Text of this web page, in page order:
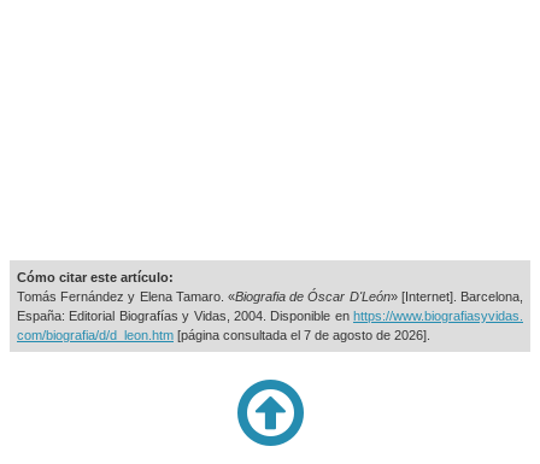
Cómo citar este artículo:
Tomás Fernández y Elena Tamaro. «Biografia de Óscar D'León» [Internet]. Barcelona,
España: Editorial Biografías y Vidas, 2004. Disponible en https://www.biografiasyvidas.
com/biografia/d/d_leon.htm [página consultada el 7 de agosto de 2026].